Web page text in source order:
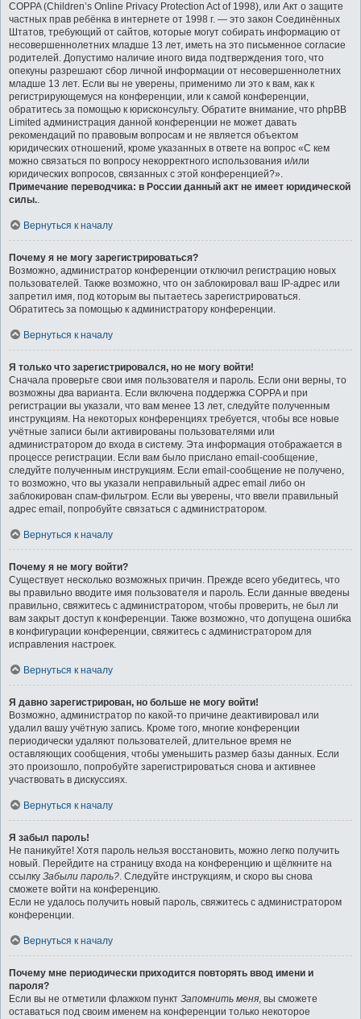
COPPA (Children’s Online Privacy Protection Act of 1998), или Акт о защите
частных прав ребёнка в интернете от 1998 г. — это закон Соединённых
Штатов, требующий от сайтов, которые могут собирать информацию от
несовершеннолетних младше 13 лет, иметь на это письменное согласие
родителей. Допустимо наличие иного вида подтверждения того, что
опекуны разрешают сбор личной информации от несовершеннолетних
младше 13 лет. Если вы не уверены, применимо ли это к вам, как к
регистрирующемуся на конференции, или к самой конференции,
обратитесь за помощью к юрисконсульту. Обратите внимание, что phpBB
Limited администрация данной конференции не может давать
рекомендаций по правовым вопросам и не является объектом
юридических отношений, кроме указанных в ответе на вопрос «С кем
можно связаться по вопросу некорректного использования и/или
юридических вопросов, связанных с этой конференцией?».
Примечание переводчика: в России данный акт не имеет юридической
силы..
Вернуться к началу
Почему я не могу зарегистрироваться?
Возможно, администратор конференции отключил регистрацию новых
пользователей. Также возможно, что он заблокировал ваш IP-адрес или
запретил имя, под которым вы пытаетесь зарегистрироваться.
Обратитесь за помощью к администратору конференции.
Вернуться к началу
Я только что зарегистрировался, но не могу войти!
Сначала проверьте свои имя пользователя и пароль. Если они верны, то
возможны два варианта. Если включена поддержка COPPA и при
регистрации вы указали, что вам менее 13 лет, следуйте полученным
инструкциям. На некоторых конференциях требуется, чтобы все новые
учётные записи были активированы пользователями или
администратором до входа в систему. Эта информация отображается в
процессе регистрации. Если вам было прислано email-сообщение,
следуйте полученным инструкциям. Если email-сообщение не получено,
то возможно, что вы указали неправильный адрес email либо он
заблокирован спам-фильтром. Если вы уверены, что ввели правильный
адрес email, попробуйте связаться с администратором.
Вернуться к началу
Почему я не могу войти?
Существует несколько возможных причин. Прежде всего убедитесь, что
вы правильно вводите имя пользователя и пароль. Если данные введены
правильно, свяжитесь с администратором, чтобы проверить, не был ли
вам закрыт доступ к конференции. Также возможно, что допущена ошибка
в конфигурации конференции, свяжитесь с администратором для
исправления настроек.
Вернуться к началу
Я давно зарегистрирован, но больше не могу войти!
Возможно, администратор по какой-то причине деактивировал или
удалил вашу учётную запись. Кроме того, многие конференции
периодически удаляют пользователей, длительное время не
оставляющих сообщения, чтобы уменьшить размер базы данных. Если
это произошло, попробуйте зарегистрироваться снова и активнее
участвовать в дискуссиях.
Вернуться к началу
Я забыл пароль!
Не паникуйте! Хотя пароль нельзя восстановить, можно легко получить
новый. Перейдите на страницу входа на конференцию и щёлкните на
ссылку Забыли пароль?. Следуйте инструкциям, и скоро вы снова
сможете войти на конференцию.
Если не удалось получить новый пароль, свяжитесь с администратором
конференции.
Вернуться к началу
Почему мне периодически приходится повторять ввод имени и
пароля?
Если вы не отметили флажком пункт Запомнить меня, вы сможете
оставаться под своим именем на конференции только некоторое